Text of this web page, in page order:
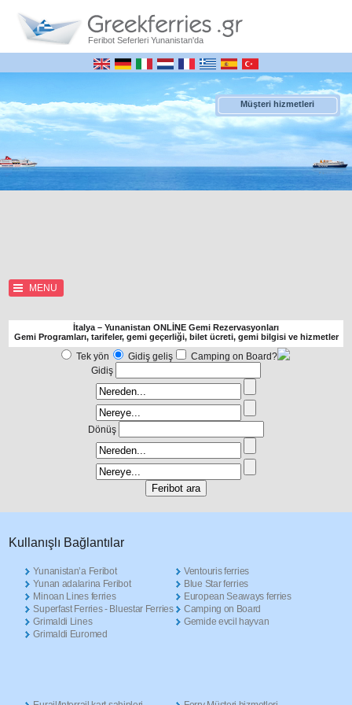
Feribot Seferleri Yunanistan'da
Müşteri hizmetleri
MENU
İtalya – Yunanistan ONLİNE Gemi Rezervasyonları
Gemi Programları, tarifeler, gemi geçerliği, bilet ücreti, gemi bilgisi ve hizmetler
Tek yön Gidiş geliş
Camping on Board?
Gidiş
Dönüş
Κullanışlı Βağlantılar
Yunanistan’a Feribot
Yunan adalarina Feribot
Minoan Lines ferries
Superfast Ferries - Bluestar Ferries
Grimaldi Lines
Grimaldi Euromed
Ventouris ferries
Blue Star ferries
European Seaways ferries
Camping on Board
Gemide evcil hayvan